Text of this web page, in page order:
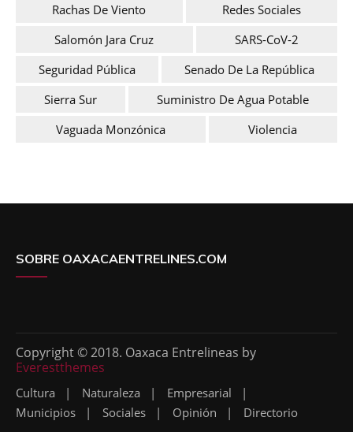
Rachas De Viento
Redes Sociales
Salomón Jara Cruz
SARS-CoV-2
Seguridad Pública
Senado De La República
Sierra Sur
Suministro De Agua Potable
Vaguada Monzónica
Violencia
SOBRE OAXACAENTRELINES.COM
Copyright © 2018. Oaxaca Entrelineas by
Everestthemes
Cultura Naturaleza
Empresarial
Municipios
Sociales Opinión Directorio